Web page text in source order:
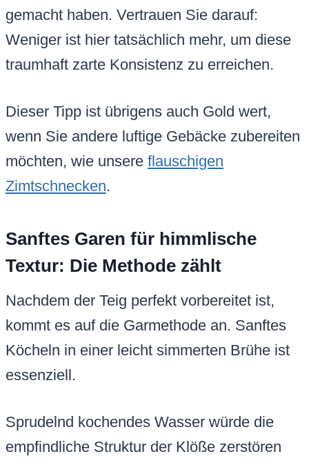
gemacht haben. Vertrauen Sie darauf:
Weniger ist hier tatsächlich mehr, um diese
traumhaft zarte Konsistenz zu erreichen.
Dieser Tipp ist übrigens auch Gold wert,
wenn Sie andere luftige Gebäcke zubereiten
möchten, wie unsere flauschigen
Zimtschnecken.
Sanftes Garen für himmlische
Textur: Die Methode zählt
Nachdem der Teig perfekt vorbereitet ist,
kommt es auf die Garmethode an. Sanftes
Köcheln in einer leicht simmerten Brühe ist
essenziell.
Sprudelnd kochendes Wasser würde die
empfindliche Struktur der Klöße zerstören